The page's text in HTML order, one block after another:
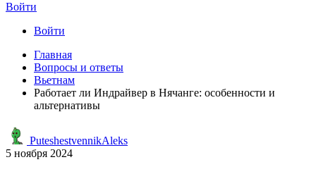
Войти
Войти
Главная
Вопросы и ответы
Вьетнам
Работает ли Индрайвер в Нячанге: особенности и
альтернативы
PuteshestvennikAleks
5 ноября 2024